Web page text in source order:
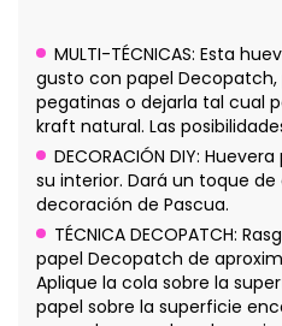
MULTI-TÉCNICAS: Esta
gusto con papel
pegatinas o dejarla tal cual
kraft natural. Las
DECORACIÓN DIY:
su interior. Dará un toque de
decoración de Pascua.
TÉCNICA DECOPATCH:
papel Decopatch de
Aplique la cola sobre la
papel sobre la superficie